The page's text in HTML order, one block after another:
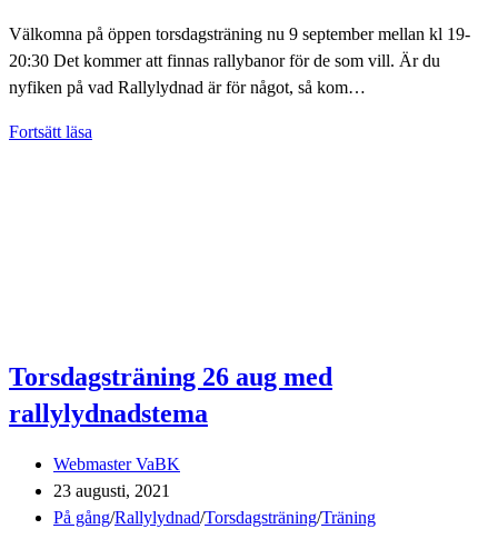
Välkomna på öppen torsdagsträning nu 9 september mellan kl 19-
20:30 Det kommer att finnas rallybanor för de som vill. Är du
nyfiken på vad Rallylydnad är för något, så kom…
Fortsätt läsa
Torsdagsträning 26 aug med
rallylydnadstema
Inläggsförfattare:
Webmaster VaBK
Inlägget
publicerat:
23 augusti, 2021
Inläggskategori:
På gång/Rallylydnad/Torsdagsträning/Träning